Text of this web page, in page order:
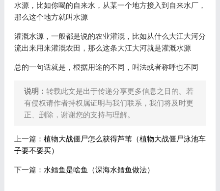
水源，比如你喝的自来水，从某一个地方接入到自来水厂，
那么这个地方就叫水源
灌溉水源，一般都是说的农业灌溉，比如从什么大江大河分
流出来用来灌溉农田，那么这条大江大河就是灌溉水源
总的一句话就是，根据用途的不同，叫法或者称呼也不同
说明： 转载此文是出于传递分享更多信息之目的。若
有侵权请作者持权属证明与我们联系，我们将及时更
正、删除，谢谢您的支持与理解。
上一篇： 植物大战僵尸怎么获得芦苇（植物大战僵尸泳池车
子要不要买）
下一篇： 水鳕鱼是啥鱼（深海水鳕鱼做法）